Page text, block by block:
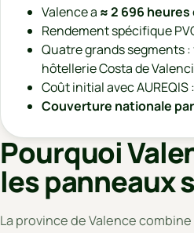
Valence a ≈ 2 696 heures
Rendement spécifique
Quatre grands segments
hôtellerie Costa de
Coût initial avec AUREQIS :
Couverture nationale
Pourquoi
les panneaux
La province de Valence combine